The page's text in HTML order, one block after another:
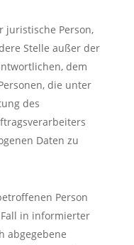
juristische Person,
Stelle außer der
dem
die unter
des
Daten zu
Person
in informierter
abgegebene